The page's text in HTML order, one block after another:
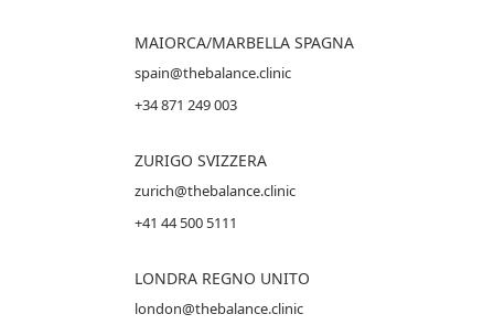
MAIORCA/MARBELLA SPAGNA
spain@thebalance.clinic
+34 871 249 003
ZURIGO SVIZZERA
zurich@thebalance.clinic
+41 44 500 5111
LONDRA REGNO UNITO
london@thebalance.clinic